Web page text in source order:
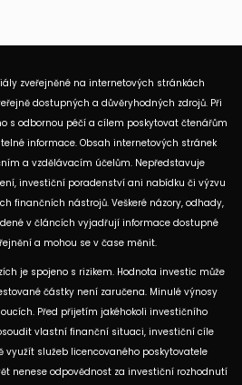
zveřejněné na internetových stránkách
dostupných a důvěryhodných zdrojů. Při
s odbornou péčí a cílem poskytovat čtenářům
informace. Obsah internetových stránek
a vzdělávacím účelům. Nepředstavuje
investiční poradenství ani nabídku či výzvu
finančních nástrojů. Veškeré názory, odhady,
v článcích vyjadřují informace dostupné
a mohou se v čase měnit.
je spojeno s rizikem. Hodnota investic může
částky není zaručena. Minulé výnosy
Před přijetím jakéhokoli investičního
vlastní finanční situaci, investiční cíle
využít služeb licencovaného poskytovatele
nenese odpovědnost za investiční rozhodnutí